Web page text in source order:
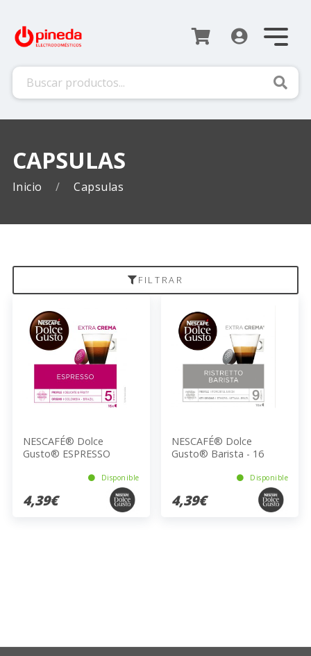
CAPSULAS
Inicio Capsulas
FILTRAR
NESCAFÉ® Dolce
Gusto® ESPRESSO
Disponible
4,39€
NESCAFÉ® Dolce
Gusto® Barista - 16
Disponible
4,39€